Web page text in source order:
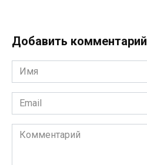
Добавить комментарий
Имя
*
Email
*
Комментарий